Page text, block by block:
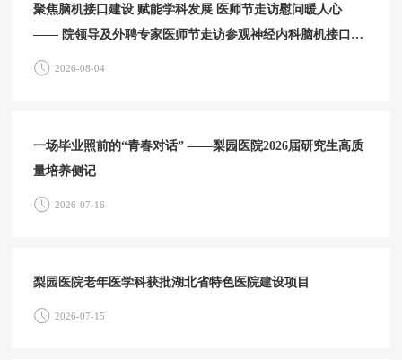
聚焦脑机接口建设 赋能学科发展 医师节走访慰问暖人心
—— 院领导及外聘专家医师节走访参观神经内科脑机接口中
心
2026-08-04
一场毕业照前的“青春对话” ——梨园医院2026届研究生高质
量培养侧记
2026-07-16
梨园医院老年医学科获批湖北省特色医院建设项目
2026-07-15